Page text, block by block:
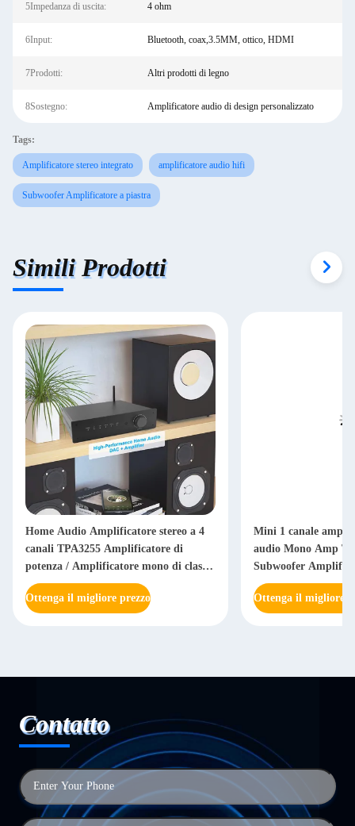
5Impedanza di uscita: 4 ohm
6Input: Bluetooth, coax,3.5MM, ottico, HDMI
7Prodotti: Altri prodotti di legno
8Sostegno: Amplificatore audio di design personalizzato
Tags:
Amplificatore stereo integrato amplificatore audio hifi
Subwoofer Amplificatore a piastra
Simili Prodotti
Home Audio Amplificatore stereo a 4
canali TPA3255 Amplificatore di
potenza / Amplificatore mono di classe
D
Ottenga il migliore prezzo
Mini 1 canale
audio Mono Amp
Subwoofer
Ottenga il migliore
Contatto